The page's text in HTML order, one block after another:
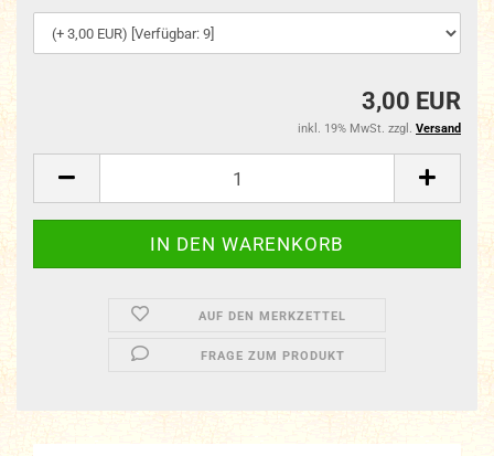
3,00 EUR
inkl. 19% MwSt. zzgl. Versand
AUF DEN MERKZETTEL
FRAGE ZUM PRODUKT